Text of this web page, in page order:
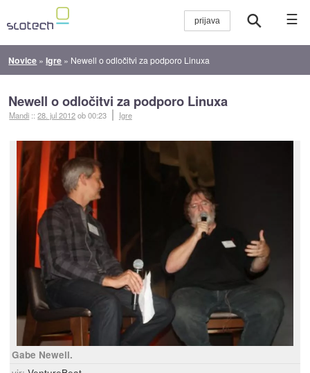
☰
Novice »Igre » Newell o odločitvi za podporo Linuxa
Newell o odločitvi za podporo Linuxa
Mandi ::28. jul 2012ob 00:23 Igre
Gabe Newell.